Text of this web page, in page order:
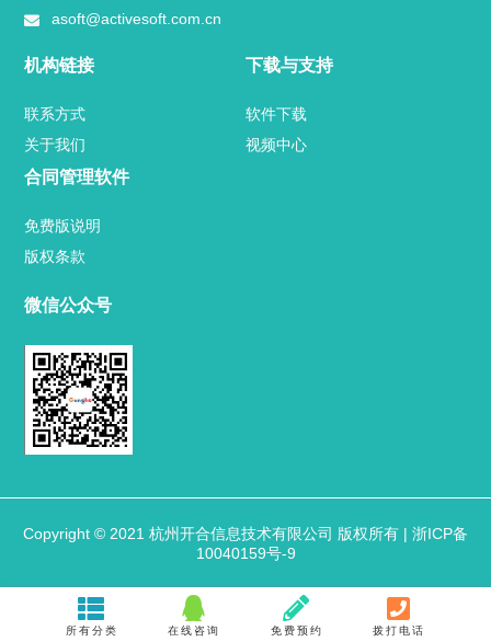
内容分类
新闻
视频中心
官方博客
asoft@activesoft.com.cn
机构链接
联系方式
关于我们
下载与支持
软件下载
视频中心
合同管理软件
免费版说明
版权条款
微信公众号
Copyright © 2021 杭州开合信息技术有限公司 版权所有 | 浙ICP备
10040159号-9
所有分类 在线咨询 免费预约 拨打电话